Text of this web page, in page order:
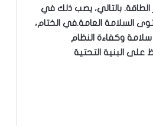
بالتالي، يصب ذلك في
السلامة العامة.في الختام،
سلامة وكفاءة النظام
على البنية التحتية